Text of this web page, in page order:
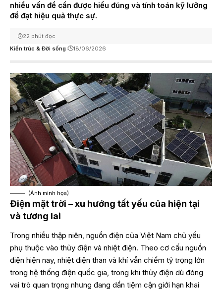
nhiều vấn đề cần được hiểu đúng và tính toán kỹ lưỡng
để đạt hiệu quả thực sự.
Kiến trúc & Đời sống 18/06/2026
22 phút đọc
(Ảnh minh họa)
Điện mặt trời – xu hướng tất yếu của hiện tại
và tương lai
Trong nhiều thập niên, nguồn điện của Việt Nam chủ yếu
phụ thuộc vào thủy điện và nhiệt điện. Theo cơ cấu nguồn
điện hiện nay, nhiệt điện than và khí vẫn chiếm tỷ trọng lớn
trong hệ thống điện quốc gia, trong khi thủy điện dù đóng
vai trò quan trọng nhưng đang dần tiệm cận giới hạn khai